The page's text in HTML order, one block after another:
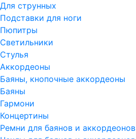
Для струнных
Подставки для ноги
Пюпитры
Светильники
Стулья
Аккордеоны
Баяны, кнопочные аккордеоны
Баяны
Гармони
Концертины
Ремни для баянов и аккордеонов